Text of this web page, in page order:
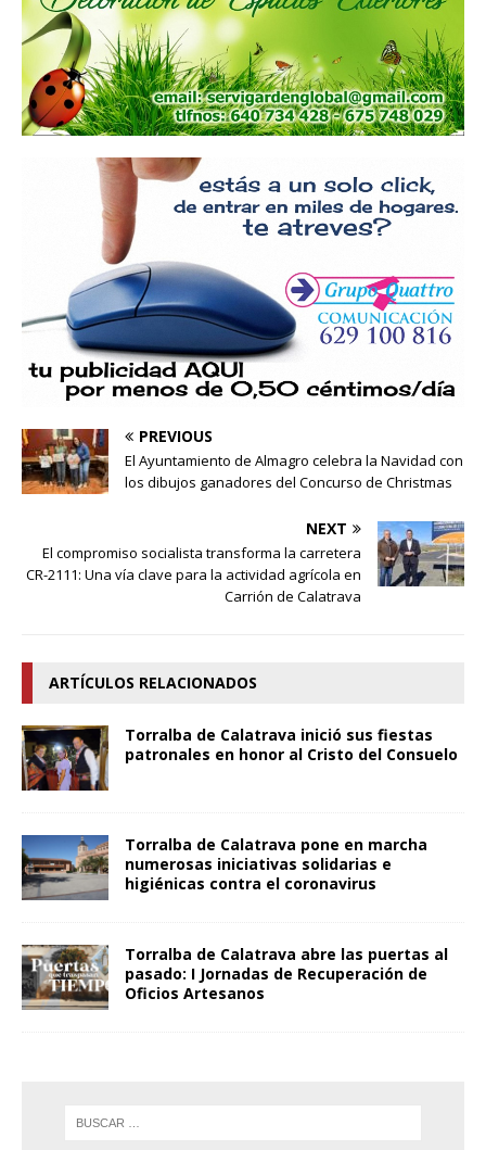
PREVIOUS
El Ayuntamiento de Almagro celebra la Navidad con
los dibujos ganadores del Concurso de Christmas
NEXT
El compromiso socialista transforma la carretera
CR-2111: Una vía clave para la actividad agrícola en
Carrión de Calatrava
ARTÍCULOS RELACIONADOS
Torralba de Calatrava inició sus fiestas
patronales en honor al Cristo del Consuelo
Torralba de Calatrava pone en marcha
numerosas iniciativas solidarias e
higiénicas contra el coronavirus
Torralba de Calatrava abre las puertas al
pasado: I Jornadas de Recuperación de
Oficios Artesanos